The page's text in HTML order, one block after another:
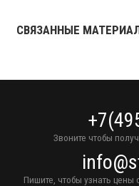
СВЯЗАННЫЕ
Звоните чтобы
Пишите, чтобы узнать цены